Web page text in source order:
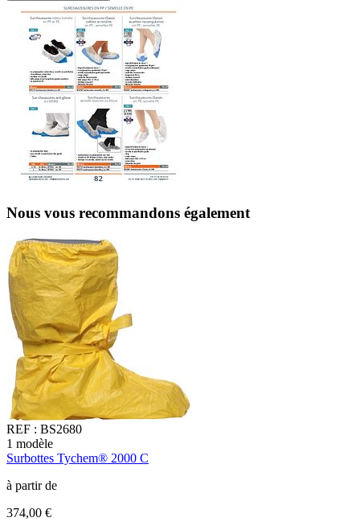
Nous vous recommandons également
REF : BS2680
1 modèle
Surbottes Tychem® 2000 C
à partir de
374,00 €